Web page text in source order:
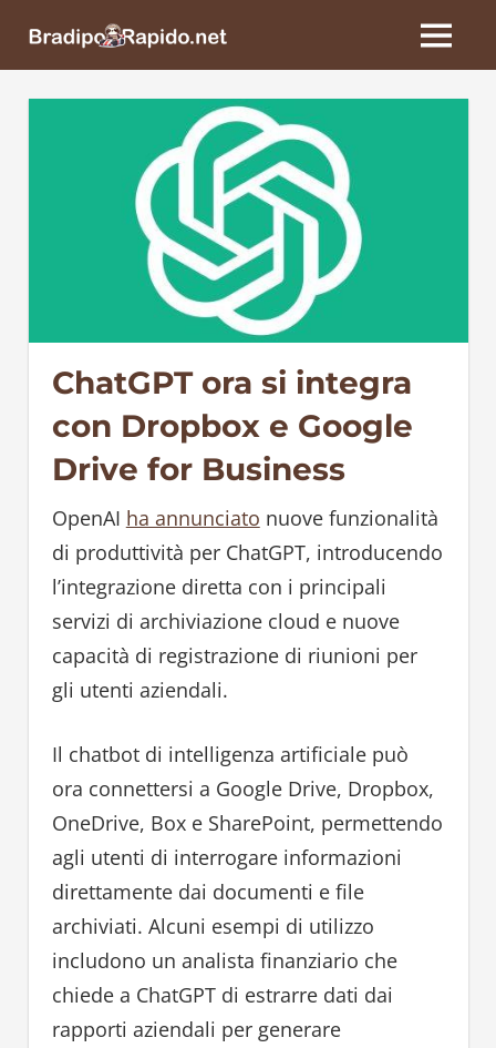
BradipoRapido.net
MENU
ChatGPT ora si integra
con Dropbox e Google
Drive for Business
OpenAI ha annunciato nuove funzionalità
di produttività per ChatGPT, introducendo
l’integrazione diretta con i principali
servizi di archiviazione cloud e nuove
capacità di registrazione di riunioni per
gli utenti aziendali.
Il chatbot di intelligenza artificiale può
ora connettersi a Google Drive, Dropbox,
OneDrive, Box e SharePoint, permettendo
agli utenti di interrogare informazioni
direttamente dai documenti e file
archiviati. Alcuni esempi di utilizzo
includono un analista finanziario che
chiede a ChatGPT di estrarre dati dai
rapporti aziendali per generare